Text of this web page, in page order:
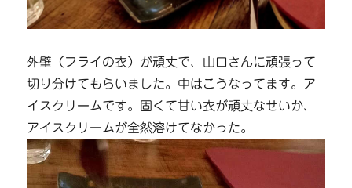
外壁（フライの衣）が頑丈で、山口さんに頑張って
切り分けてもらいました。中はこうなってます。ア
イスクリームです。固くて甘い衣が頑丈なせいか、
アイスクリームが全然溶けてなかった。